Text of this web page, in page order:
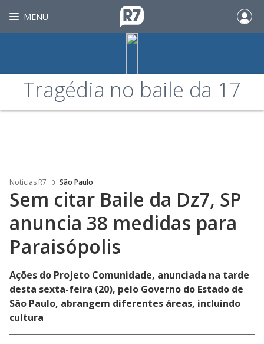
MENU
Tragédia no baile da 17
Noticias R7 São Paulo
Sem citar Baile da Dz7, SP
anuncia 38 medidas para
Paraisópolis
Ações do Projeto Comunidade, anunciada na tarde
desta sexta-feira (20), pelo Governo do Estado de
São Paulo, abrangem diferentes áreas, incluindo
cultura